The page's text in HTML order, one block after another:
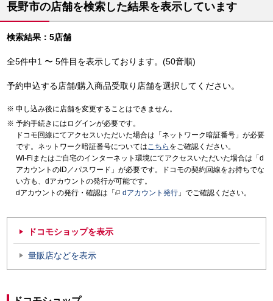
長野市の店舗を検索した結果を表示しています
検索結果：5店舗
全5件中1 〜 5件目を表示しております。(50音順)
予約申込する店舗/購入商品受取り店舗を選択してください。
申し込み後に店舗を変更することはできません。
予約手続きにはログインが必要です。
ドコモ回線にてアクセスいただいた場合は「ネットワーク暗証番号」が必要
です。ネットワーク暗証番号についてはこちら をご確認ください。
Wi-Fiまたはご自宅のインターネット環境にてアクセスいただいた場合は「d
アカウントのID／パスワード」が必要です。ドコモの契約回線をお持ちでな
い方も、dアカウントの発行が可能です。
dアカウントの発行・確認は「
dアカウント発行 」でご確認ください。
ドコモショップを表示
量販店などを表示